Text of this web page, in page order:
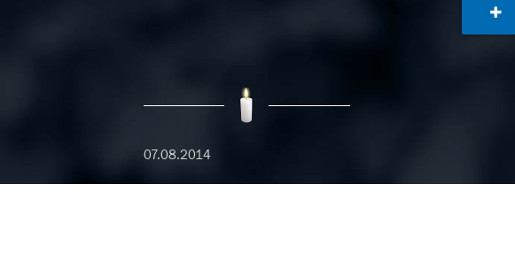
07.08.2014